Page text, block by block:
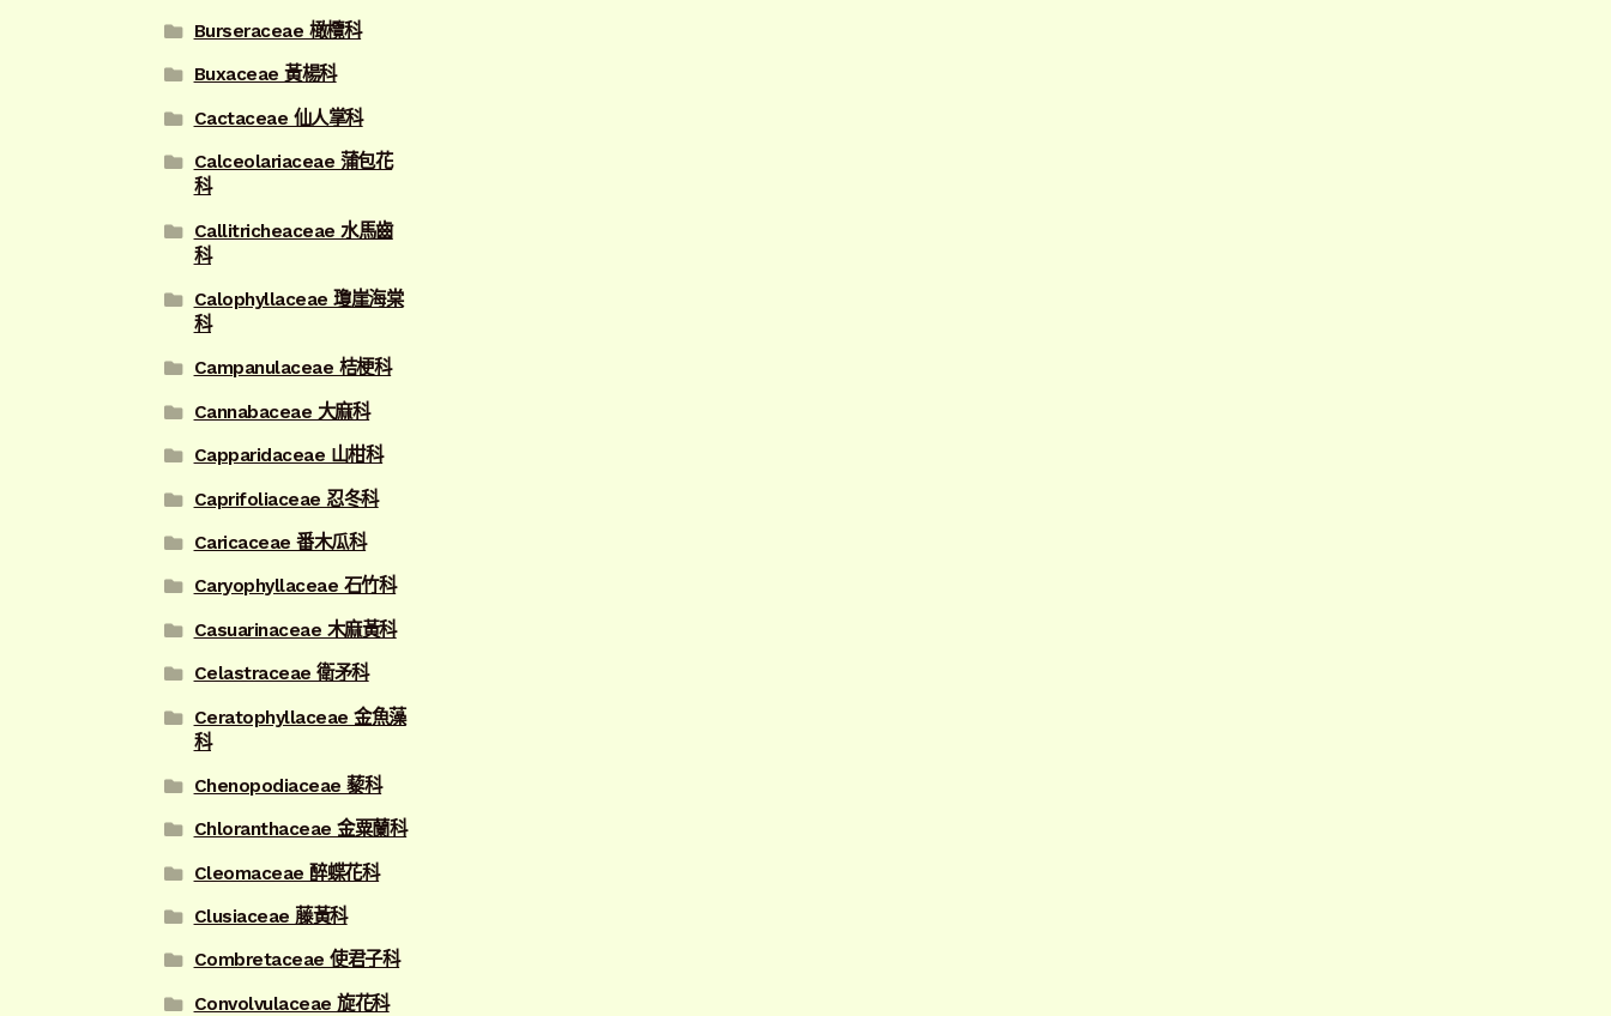
Burseraceae 橄欖科
Buxaceae 黃楊科
Cactaceae 仙人掌科
Calceolariaceae 蒲包花
科
Callitricheaceae 水馬齒
科
Calophyllaceae 瓊崖海棠
科
Campanulaceae 桔梗科
Cannabaceae 大麻科
Capparidaceae 山柑科
Caprifoliaceae 忍冬科
Caricaceae 番木瓜科
Caryophyllaceae 石竹科
Casuarinaceae 木麻黃科
Celastraceae 衛矛科
Ceratophyllaceae 金魚藻
科
Chenopodiaceae 藜科
Chloranthaceae 金粟蘭科
Cleomaceae 醉蝶花科
Clusiaceae 藤黃科
Combretaceae 使君子科
Convolvulaceae 旋花科